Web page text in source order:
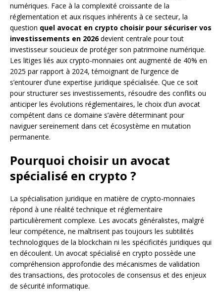
numériques. Face à la complexité croissante de la
réglementation et aux risques inhérents à ce secteur, la
question quel avocat en crypto choisir pour sécuriser vos
investissements en 2026devient centrale pour tout
investisseur soucieux de protéger son patrimoine numérique.
Les litiges liés aux crypto-monnaies ont augmenté de 40% en
2025 par rapport à 2024, témoignant de l’urgence de
s’entourer d’une expertise juridique spécialisée. Que ce soit
pour structurer ses investissements, résoudre des conflits ou
anticiper les évolutions réglementaires, le choix d’un avocat
compétent dans ce domaine s’avère déterminant pour
naviguer sereinement dans cet écosystème en mutation
permanente.
Pourquoi choisir un avocat
spécialisé en crypto ?
La spécialisation juridique en matière de crypto-monnaies
répond à une réalité technique et réglementaire
particulièrement complexe. Les avocats généralistes, malgré
leur compétence, ne maîtrisent pas toujours les subtilités
technologiques de la blockchain ni les spécificités juridiques qui
en découlent. Un avocat spécialisé en crypto possède une
compréhension approfondie des mécanismes de validation
des transactions, des protocoles de consensus et des enjeux
de sécurité informatique.